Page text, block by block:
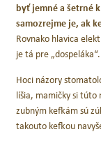
byť jemné a šetrné
samozrejme je, ak
Rovnako hlavica
je tá pre „dospeláka“.
Hoci názory
líšia, mamičky si
zubným kefkám sú
takouto kefkou
zúbky
€.
€
€.
s DPH
KOŠÍKA